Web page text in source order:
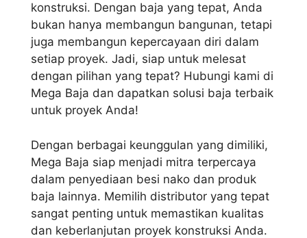
konstruksi. Dengan baja yang tepat, Anda
bukan hanya membangun bangunan, tetapi
juga membangun kepercayaan diri dalam
setiap proyek. Jadi, siap untuk melesat
dengan pilihan yang tepat? Hubungi kami di
Mega Baja dan dapatkan solusi baja terbaik
untuk proyek Anda!
Dengan berbagai keunggulan yang dimiliki,
Mega Baja siap menjadi mitra terpercaya
dalam penyediaan besi nako dan produk
baja lainnya. Memilih distributor yang tepat
sangat penting untuk memastikan kualitas
dan keberlanjutan proyek konstruksi Anda.